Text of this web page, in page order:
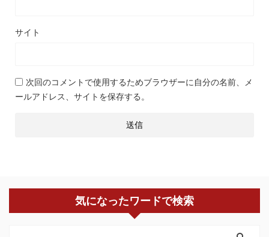
サイト
次回のコメントで使用するためブラウザーに自分の名前、メ
ールアドレス、サイトを保存する。
気になったワードで検索